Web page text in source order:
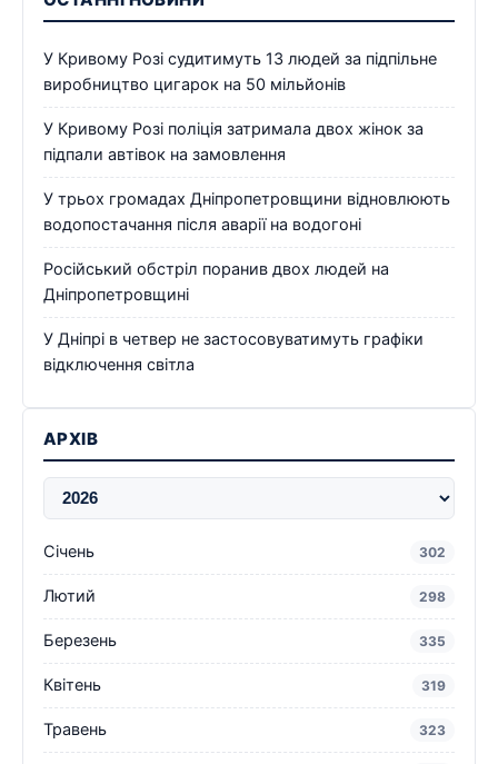
У Кривому Розі судитимуть 13 людей за підпільне
виробництво цигарок на 50 мільйонів
У Кривому Розі поліція затримала двох жінок за
підпали автівок на замовлення
У трьох громадах Дніпропетровщини відновлюють
водопостачання після аварії на водогоні
Російський обстріл поранив двох людей на
Дніпропетровщині
У Дніпрі в четвер не застосовуватимуть графіки
відключення світла
АРХІВ
Січень 302
Лютий 298
Березень 335
Квітень 319
Травень 323